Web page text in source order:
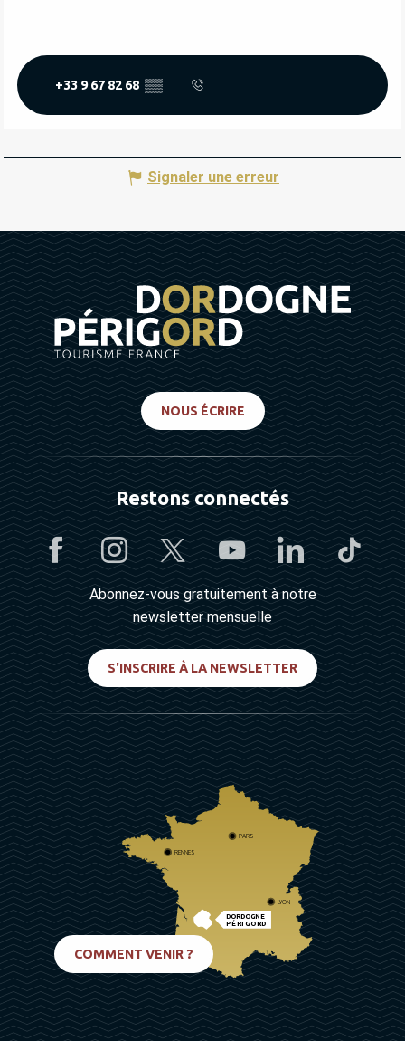
+33 9 67 82 68 ▒▒
Signaler une erreur
NOUS ÉCRIRE
Restons connectés
Abonnez-vous gratuitement à notre
newsletter mensuelle
S'INSCRIRE À LA NEWSLETTER
DORDOGNE
PÉRIGORD
PARIS
RENNES
LYON
COMMENT VENIR ?